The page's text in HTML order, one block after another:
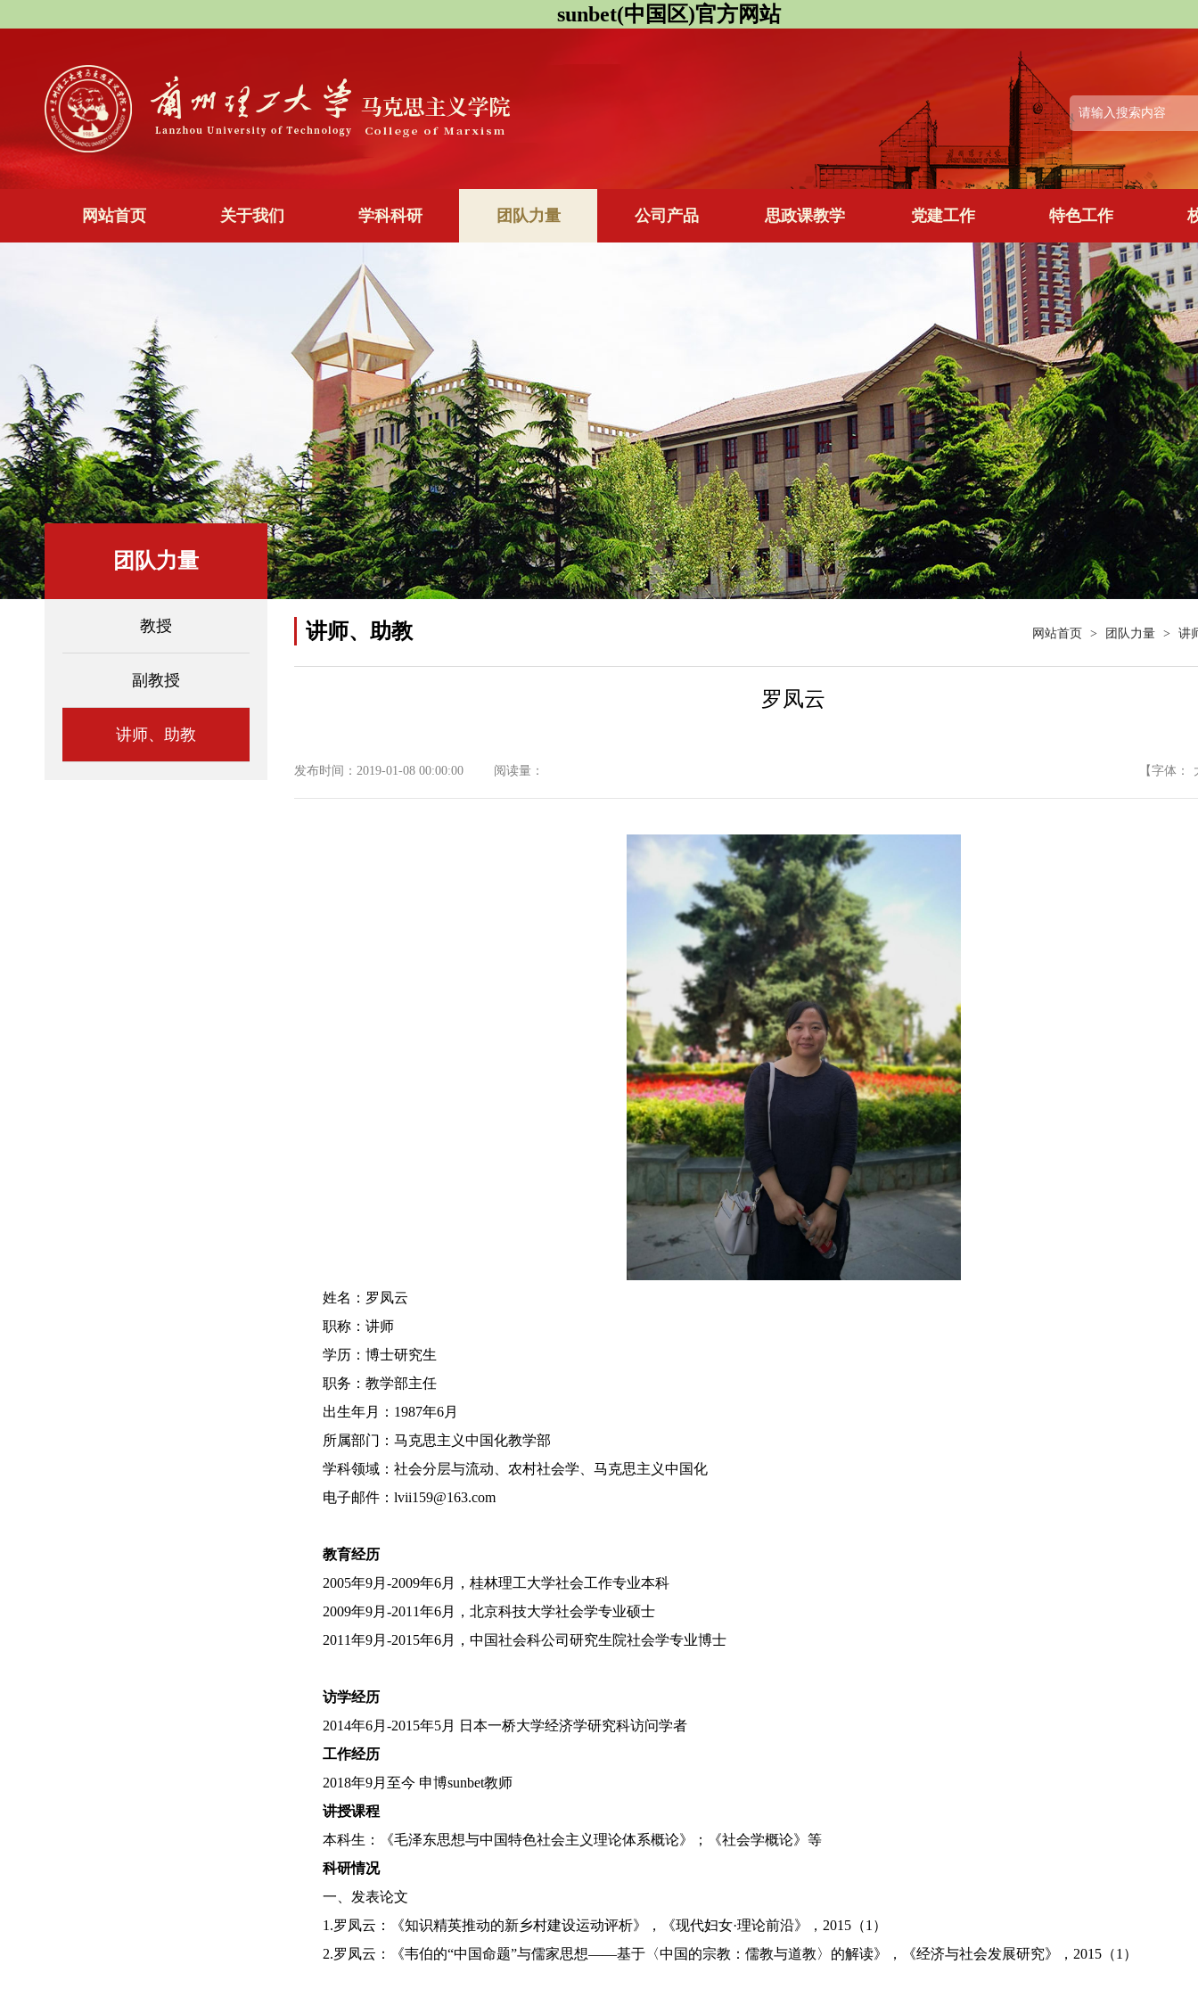
sunbet(中国区)官方网站
网站首页 关于我们 学科科研 团队力量 公司产品 思政课教学 党建工作 特色工作
团队力量
教授
副教授
讲师、助教
讲师、助教 网站首页 > 团队力量 > 讲
罗凤云
发布时间：2019-01-08 00:00:00 阅读量： 【字体：
姓名：罗凤云
职称：讲师
学历：博士研究生
职务：教学部主任
出生年月： 1987年6月
所属部门：马克思主义中国化教学部
学科领域：社会分层与流动、农村社会学、马克思主义中国化
电子邮件： lvii159@163.com
教育经历
2005年9月-2009年6月，桂林理工大学社会工作专业本科
2009年9月-2011年6月，北京科技大学社会学专业硕士
2011年9月-2015年6月，中国社会科公司研究生院社会学专业博士
访学经历
2014年6月-2015年5月 日本一桥大学经济学研究科访问学者
工作经历
2018年9月至今 申博sunbet教师
讲授课程
本科生：《毛泽东思想与中国特色社会主义理论体系概论》；《社会学概论》等
科研情况
一、发表论文
1.罗凤云：《知识精英推动的新乡村建设运动评析》，《现代妇女·理论前沿》，2015（1）
2.罗凤云：《韦伯的“中国命题”与儒家思想——基于〈中国的宗教：儒教与道教〉的解读》，《经济与社会发展研究》，2015（1）